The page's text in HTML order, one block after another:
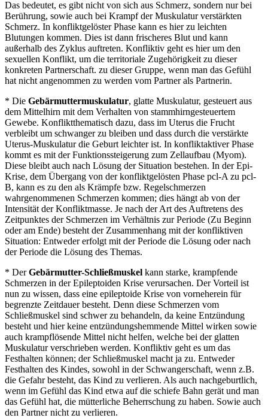
Das bedeutet, es gibt nicht von sich aus Schmerz, sondern nur bei
Berührung, sowie auch bei Krampf der Muskulatur verstärkten
Schmerz. In konfliktgelöster Phase kann es hier zu leichten
Blutungen kommen. Dies ist dann frischeres Blut und kann
außerhalb des Zyklus auftreten. Konfliktiv geht es hier um den
sexuellen Konflikt, um die territoriale Zugehörigkeit zu dieser
konkreten Partnerschaft. zu dieser Gruppe, wenn man das Gefühl
hat nicht angenommen zu werden vom Partner als Partnerin.
* Die Gebärmuttermuskulatur, glatte Muskulatur, gesteuert aus
dem Mittelhirn mit dem Verhalten von stammhirngesteuertem
Gewebe. Konfliktthematisch dazu, dass im Uterus die Frucht
verbleibt um schwanger zu bleiben und dass durch die verstärkte
Uterus-Muskulatur die Geburt leichter ist. In konfliktaktiver Phase
kommt es mit der Funktionssteigerung zum Zellaufbau (Myom).
Diese bleibt auch nach Lösung der Situation bestehen. In der Epi-
Krise, dem Übergang von der konfliktgelösten Phase pcl-A zu pcl-
B, kann es zu den als Krämpfe bzw. Regelschmerzen
wahrgenommenen Schmerzen kommen; dies hängt ab von der
Intensität der Konfliktmasse. Je nach der Art des Auftretens des
Zeitpunktes der Schmerzen im Verhältnis zur Periode (Zu Beginn
oder am Ende) besteht der Zusammenhang mit der konfliktiven
Situation: Entweder erfolgt mit der Periode die Lösung oder nach
der Periode die Lösung des Themas.
* DerGebärmutter-Schließmuskel kann starke, krampfende
Schmerzen in der Epileptoiden Krise verursachen. Der Vorteil ist
nun zu wissen, dass eine epileptoide Krise von vorneherein für
begrenzte Zeitdauer besteht. Denn diese Schmerzen vom
Schließmuskel sind schwer zu behandeln, da keine Entzündung
besteht und hier keine entzündungshemmende Mittel wirken sowie
auch krampflösende Mittel nicht helfen, welche bei der glatten
Muskulatur verschrieben werden. Konfliktiv geht es um das
Festhalten können; der Schließmuskel macht ja zu. Entweder
Festhalten des Kindes, sowohl in der Schwangerschaft, wenn z.B.
die Gefahr besteht, das Kind zu verlieren. Als auch nachgeburtlich,
wenn im Gefühl das Kind etwa auf die schiefe Bahn gerät und man
das Gefühl hat, die mütterliche Beherrschung zu haben. Sowie auch
den Partner nicht zu verlieren.